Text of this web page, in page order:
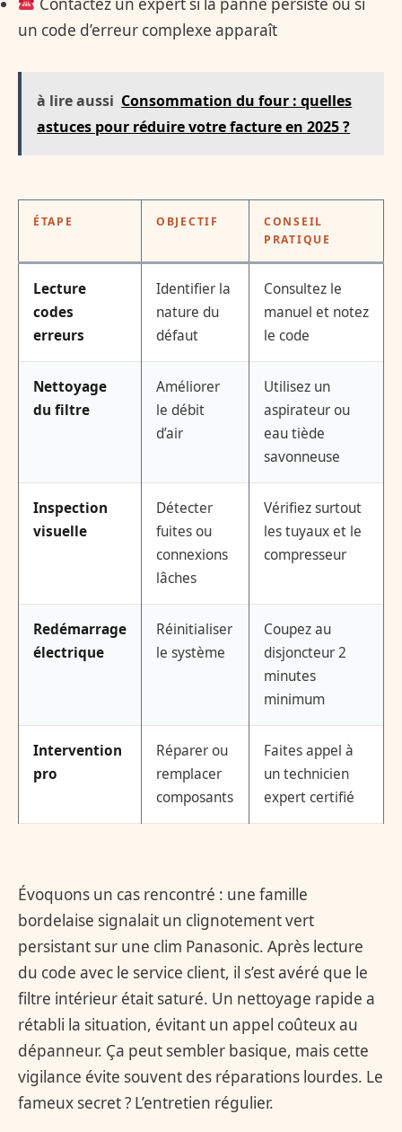
Contactez un expert si la panne persiste ou si
un code d’erreur complexe apparaît
à lire aussi Consommation du four : quelles
astuces pour réduire votre facture en 2025 ?
ÉTAPE OBJECTIF
CONSEIL
PRATIQUE
Lecture
codes
erreurs
Identifier la
nature du
défaut
Consultez le
manuel et notez
le code
Nettoyage
du filtre
Améliorer
le débit
d’air
Utilisez un
aspirateur ou
eau tiède
savonneuse
Inspection
visuelle
Détecter
fuites ou
connexions
lâches
Vérifiez surtout
les tuyaux et le
compresseur
Redémarrage
électrique
Réinitialiser
le système
Coupez au
disjoncteur 2
minutes
minimum
Intervention
pro
Réparer ou
remplacer
composants
Faites appel à
un technicien
expert certifié
Évoquons un cas rencontré : une famille
bordelaise signalait un clignotement vert
persistant sur une clim Panasonic. Après lecture
du code avec le service client, il s’est avéré que le
filtre intérieur était saturé. Un nettoyage rapide a
rétabli la situation, évitant un appel coûteux au
dépanneur. Ça peut sembler basique, mais cette
vigilance évite souvent des réparations lourdes. Le
fameux secret ? L’entretien régulier.